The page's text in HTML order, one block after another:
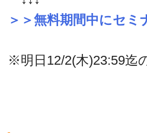
＞＞無料期間中にセミ
※明日12/2(木)23:59迄